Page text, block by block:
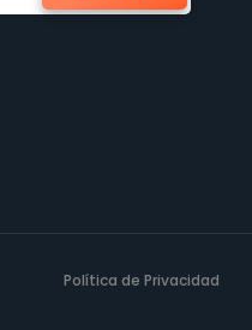
Política de Privacidad